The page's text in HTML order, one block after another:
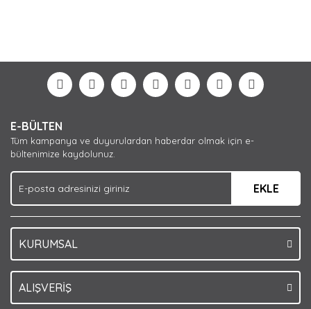
Yorum Yaz
formunu kullanarak tarafımıza iletebilirsiniz.
Görüş ve önerileriniz için teşekkür ederiz.
Ürün açıklamasında eksik bilgiler bulunuyor.
Ürün bilgilerinde hatalar bulunuyor.
Ürün fiyatı diğer sitelerden daha pahalı.
Bu ürüne benzer farklı alternatifler olmalı.
E-BÜLTEN
Tüm kampanya ve duyurulardan haberdar olmak için e-
bültenimize kaydolunuz.
EKLE
KURUMSAL
ALIŞVERİŞ